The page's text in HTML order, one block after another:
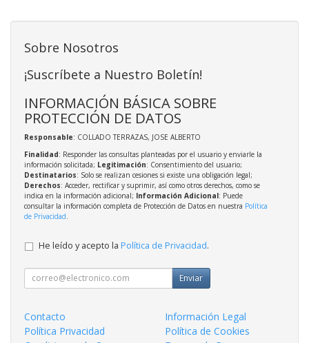
Sobre Nosotros
¡Suscríbete a Nuestro Boletín!
INFORMACIÓN BÁSICA SOBRE
PROTECCIÓN DE DATOS
Responsable: COLLADO TERRAZAS, JOSE ALBERTO
Finalidad: Responder las consultas planteadas por el usuario y enviarle la
información solicitada; Legitimación: Consentimiento del usuario;
Destinatarios: Solo se realizan cesiones si existe una obligación legal;
Derechos: Acceder, rectificar y suprimir, así como otros derechos, como se
indica en la información adicional; Información Adicional: Puede
consultar la información completa de Protección de Datos en nuestra Política
de Privacidad
He leído y acepto la Política de Privacidad.
Enviar
Contacto
Información Legal
Política Privacidad
Política de Cookies